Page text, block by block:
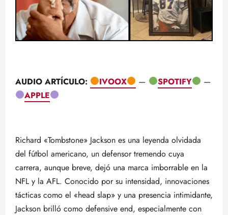
AUDIO ARTÍCULO: IVOOX — SPOTIFY
—
APPLE
Richard «Tombstone» Jackson es una leyenda olvidada
del fútbol americano, un defensor tremendo cuya
carrera, aunque breve, dejó una marca imborrable en la
NFL y la AFL. Conocido por su intensidad, innovaciones
tácticas como el «head slap» y una presencia intimidante,
Jackson brilló como defensive end, especialmente con